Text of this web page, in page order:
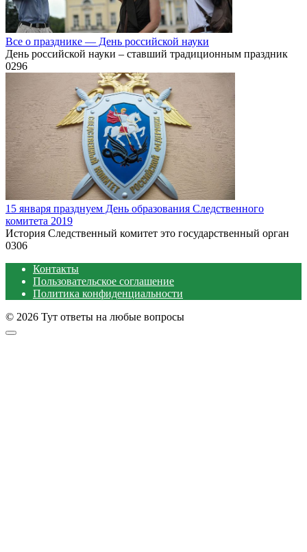
Все о празднике — День российской науки
День российской науки – ставший традиционным праздник
0296
15 января празднуем День образования Следственного
комитета 2019
История Следственный комитет это государственный орган
0306
Контакты
Пользовательское соглашение
Политика конфиденциальности
© 2026 Тут ответы на любые вопросы